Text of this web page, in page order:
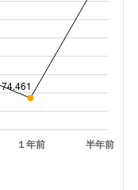
１年前 半年前
74,461